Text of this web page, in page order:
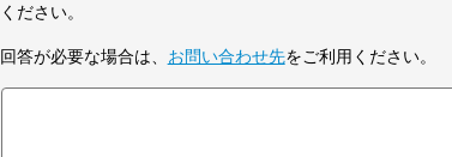
ください。
回答が必要な場合は、 お問い合わせ先をご利用ください。